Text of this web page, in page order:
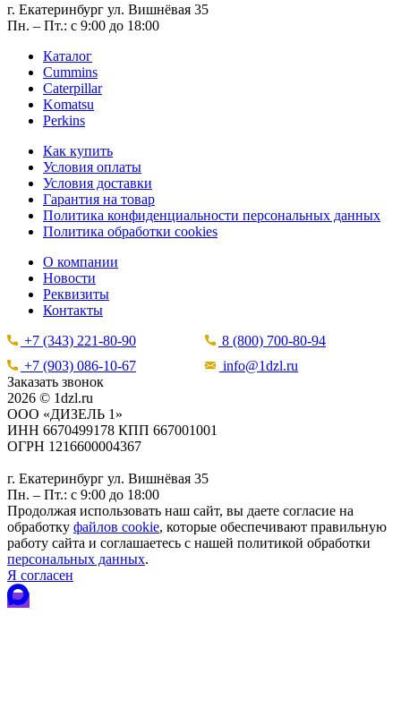
г. Екатеринбург ул. Вишнёвая 35
Пн. – Пт.: с 9:00 до 18:00
Каталог
Cummins
Caterpillar
Komatsu
Perkins
Как купить
Условия оплаты
Условия доставки
Гарантия на товар
Политика конфиденциальности персональных данных
Политика обработки cookies
О компании
Новости
Реквизиты
Контакты
+7 (343) 221-80-90
8 (800) 700-80-94
+7 (903) 086-10-67
info@1dzl.ru
Заказать звонок
2026 © 1dzl.ru
ООО «ДИЗЕЛЬ 1»
ИНН 6670499178 КПП 667001001
ОГРН 1216600004367
г. Екатеринбург ул. Вишнёвая 35
Пн. – Пт.: с 9:00 до 18:00
Продолжая использовать наш сайт, вы даете согласие на
обработку файлов cookie, которые обеспечивают правильную
работу сайта и соглашаетесь с нашей политикой обработки
персональных данных.
Я согласен